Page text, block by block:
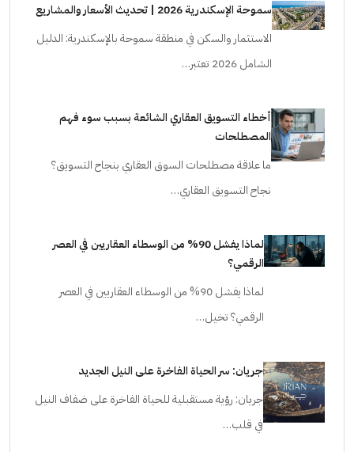
سموحة الإسكندرية 2026 | تحديث الأسعار والمشاريع
الاستثمار والسكن في منطقة سموحة بالإسكندرية: الدليل
الشامل 2026 تعتبر…
أخطاء التسويق العقاري الشائعة بسبب سوء فهم
المصطلحات
ما علاقة مصطلحات السوق العقاري بنجاح التسويق؟
نجاح التسويق العقاري…
لماذا يفشل 90% من الوسطاء العقاريين في العصر
الرقمي؟
لماذا يفشل 90% من الوسطاء العقاريين في العصر
الرقمي؟ تخيل…
جريان: سر الحياة الفاخرة على النيل الجديد
جريان: رؤية مستقبلية للحياة الفاخرة على ضفاف النيل
في قلب…